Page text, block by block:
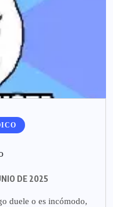
DE 2025
duele o es incómodo,